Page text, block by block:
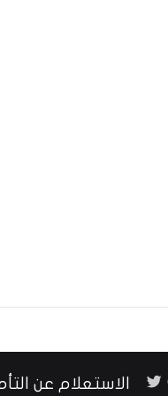
الاستعلام عنفيسبوك
تويتر